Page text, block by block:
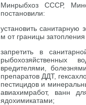
Минрыбхоз СССР,
постановили:
установить санитарную
м от границы
запретить в
рыбохозяйственных
вредителями,
препаратов ДДТ,
пестицидов и
авиахимработ, ванн
ядохимикатами;